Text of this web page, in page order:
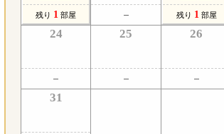
残り 1 部屋 残り 1 部屋
24 25 26
31